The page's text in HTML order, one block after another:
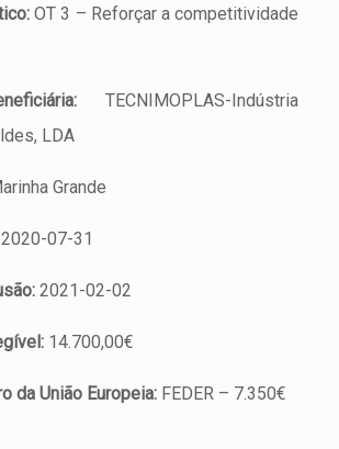
OT 3 – Reforçar a competitividade
TECNIMOPLAS-Indústria
LDA
Grande
07-31
2021-02-02
14.700,00€
da União Europeia:FEDER – 7.350€